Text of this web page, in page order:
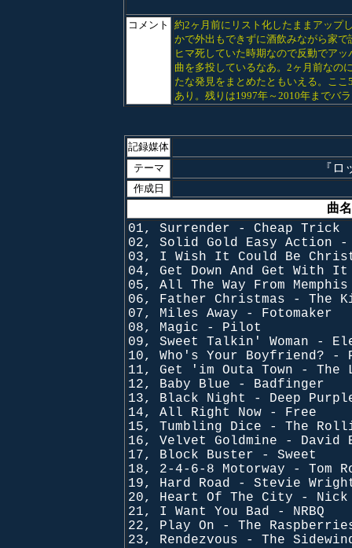
コメント
約2ヶ月前にリスト化したままアップ
かで外出もできずに酒飲みながら家
ヒマ死していた時期なので反動でア
曲を多投しているなあ。2ヶ月前なの
たな発見をまとめたともいえる。こ
あり。残りは1997年～2010年までバ
記録媒体
テーマ
『
作成日
曲
01, Surrender - Cheap Trick
02, Solid Gold Easy Action -
03, I Wish It Could Be
04, Get Down And Get With
05, All The Way From
06, Father Christmas - The
07, Miles Away - Fotomaker
08, Magic - Pilot
09, Sweet Talkin' Woman -
10, Who's Your Boyfriend? -
11, Get 'im Outa Town - The
12, Baby Blue - Badfinger
13, Black Night - Deep
14, All Right Now - Free
15, Tumbling Dice - The
16, Velvet Goldmine - David
17, Block Buster - Sweet
18, 2-4-6-8 Motorway - Tom
19, Hard Road - Stevie
20, Heart Of The City - Nick
21, I Want You Bad - NRBQ
22, Play On - The
23, Rendezvous - The